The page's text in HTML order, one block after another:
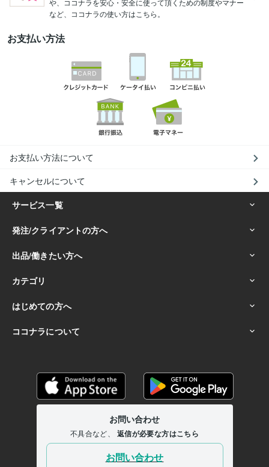
や、ココナラを安心・安全に使って頂くための制度やマナー
など、ココナラの使い方はこちら。
お支払い方法
お支払い方法について
キャンセルについて